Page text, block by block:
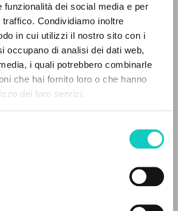
funzionalità dei social media e per
Condividiamo inoltre
in cui utilizzi il nostro sito con i
occupano di analisi dei dati web,
i quali potrebbero combinarle
che hai fornito loro o che hanno
dei loro servizi.
FOUND
MORE RESULTS